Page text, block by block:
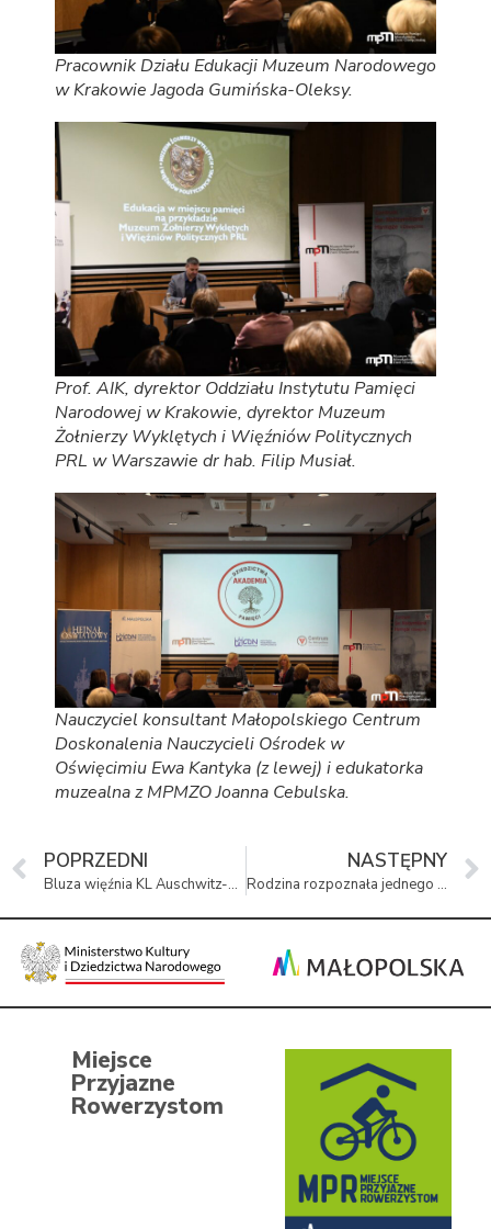
Pracownik Działu Edukacji Muzeum Narodowego
w Krakowie Jagoda Gumińska-Oleksy.
Prof. AIK, dyrektor Oddziału Instytutu Pamięci
Narodowej w Krakowie, dyrektor Muzeum
Żołnierzy Wyklętych i Więźniów Politycznych
PRL w Warszawie dr hab. Filip Musiał.
Nauczyciel konsultant Małopolskiego Centrum
Doskonalenia Nauczycieli Ośrodek w
Oświęcimiu Ewa Kantyka (z lewej) i edukatorka
muzealna z MPMZO Joanna Cebulska.
POPRZEDNI
Bluza więźnia KL Auschwitz-Birkenau w zbiorach Muzeum Pamięci Mieszkańców Ziemi Oświęcimskiej
NASTĘPNY
Rodzina rozpoznała jednego z mężczyzn na zdjęciu sprzed wojny
Miejsce
Przyjazne
Rowerzystom